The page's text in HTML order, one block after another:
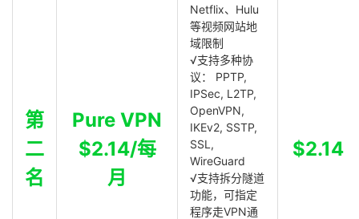
第
二
名
Pure VPN
$2.14/每
月
Netflix、Hulu
等视频网站地
域限制
√支持多种协
议： PPTP,
IPSec, L2TP,
OpenVPN,
IKEv2, SSTP,
SSL,
WireGuard
√支持拆分隧道
功能，可指定
程序走VPN通
$2.14